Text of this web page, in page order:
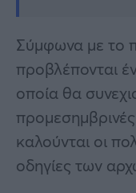
Σύμφωνα με το
προβλέπονται
οποία θα
καλούνται οι
οδηγίες των